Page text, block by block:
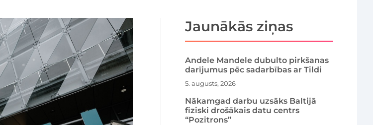
Jaunākās ziņas
Andele Mandele dubulto pirkšanas
darījumus pēc sadarbības ar Tildi
5. augusts, 2026
Nākamgad darbu uzsāks Baltijā
fiziski drošākais datu centrs
“Pozitrons”